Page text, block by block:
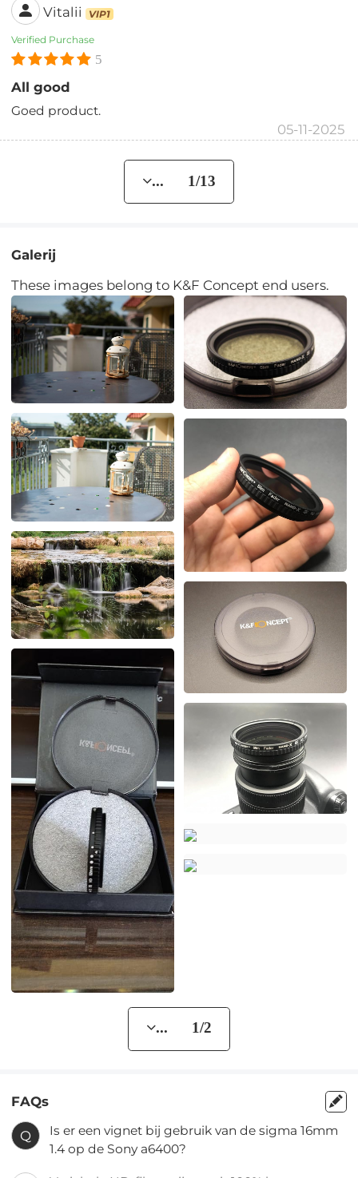
Vitalii VIP1
Verified Purchase
5
All good
Goed product.
05-11-2025
... 1/13
Galerij
These images belong to K&F Concept end users.
... 1/2
FAQs
Q
Is er een vignet bij gebruik van de sigma 16mm
1.4 op de Sony a6400?